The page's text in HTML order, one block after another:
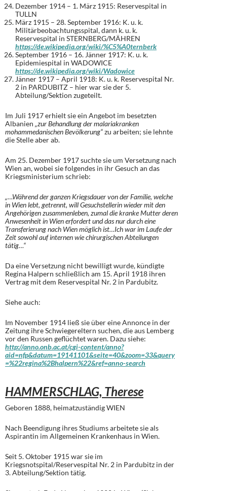
Dezember 1914 – 1. März 1915: Reservespital in
TULLN
März 1915 – 28. September 1916: K. u. k.
Militärbeobachtungsspital, dann k. u. k.
Reservespital in STERNBERG/MÄHREN
https://de.wikipedia.org/wiki/%C5%A0ternberk
September 1916 – 16. Jänner 1917: K. u. k.
Epidemiespital in WADOWICE
https://de.wikipedia.org/wiki/Wadowice
Jänner 1917 – April 1918: K. u. k. Reservespital Nr.
2 in PARDUBITZ – hier war sie der 5.
Abteilung/Sektion zugeteilt.
Im Juli 1917 erhielt sie ein Angebot im besetzten
Albanien „zur Behandlung der malariakranken
mohammedanischen Bevölkerung“zu arbeiten; sie lehnte
die Stelle aber ab.
Am 25. Dezember 1917 suchte sie um Versetzung nach
Wien an, wobei sie folgendes in ihr Gesuch an das
Kriegsministerium schrieb:
„…Während der ganzen Kriegsdauer von der Familie, welche
in Wien lebt, getrennt, will Gesuchstellerin wieder mit den
Angehörigen zusammenleben, zumal die kranke Mutter deren
Anwesenheit in Wien erfordert und das nur durch eine
Transferierung nach Wien möglich ist…Ich war im Laufe der
Zeit sowohl auf internen wie chirurgischen Abteilungen
tätig…“
Da eine Versetzung nicht bewilligt wurde, kündigte
Regina Halpern schließlich am 15. April 1918 ihren
Vertrag mit dem Reservespital Nr. 2 in Pardubitz.
Siehe auch:
Im November 1914 ließ sie über eine Annonce in der
Zeitung ihre Schwiegereltern suchen, die aus Lemberg
vor den Russen geflüchtet waren. Dazu siehe:
http://anno.onb.ac.at/cgi-content/anno?
aid=nfp&datum=19141101&seite=40&zoom=33&query
=%22regina%2Bhalpern%22&ref=anno-search
HAMMERSCHLAG, Therese
Geboren 1888, heimatzuständig WIEN
Nach Beendigung ihres Studiums arbeitete sie als
Aspirantin im Allgemeinen Krankenhaus in Wien.
Seit 5. Oktober 1915 war sie im
Kriegsnotspital/Reservespital Nr. 2 in Pardubitz in der
3. Abteilung/Sektion tätig.